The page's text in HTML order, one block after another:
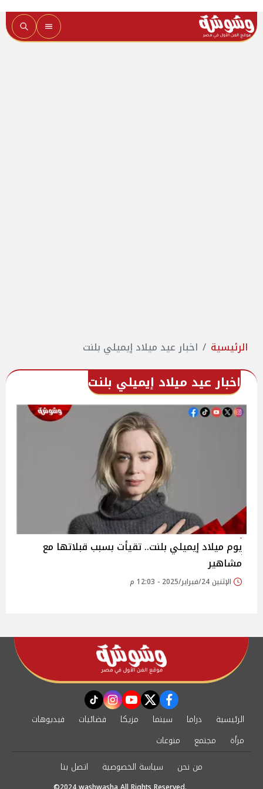
الرئيسية اخبار عيد ميلاد إيميلي بلنت
اخبار عيد ميلاد إيميلي بلنت
يوم ميلاد إيميلي بلنت.. تقيأت بسبب قبلاتها مع
مشاهير
الإثنين 24/فبراير/2025 - 12:03 م
facebook
twitter
youtube
instagram
tiktok
الرئيسية دراما سينما مزيكا فضائيات
فيديوهات
مرأة
مجتمع
منوعات
من نحن
سياسة الخصوصية اتصل بنا